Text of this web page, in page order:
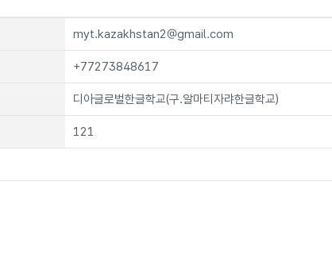
myt.kazakhstan2@gmail.com
+77273848617
디아글로벌한글학교(구.알마티자랴한글학교)
121